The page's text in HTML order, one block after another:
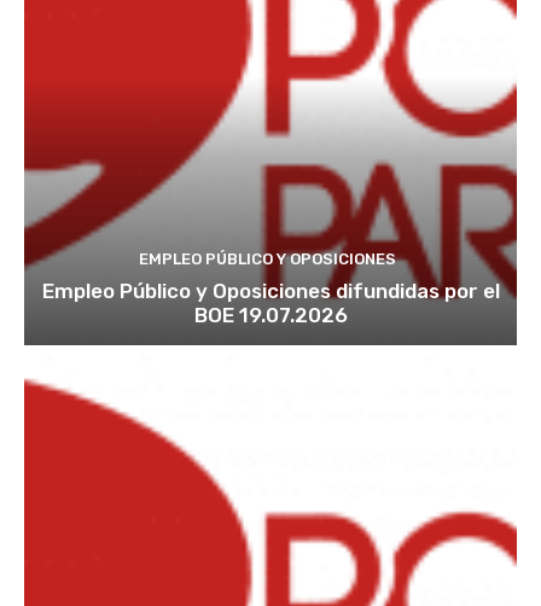
EMPLEO PÚBLICO Y OPOSICIONES
Empleo Público y Oposiciones difundidas por el
BOE 19.07.2026